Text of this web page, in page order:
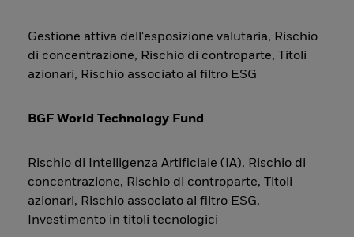
Gestione attiva dell'esposizione valutaria, Rischio
di concentrazione, Rischio di controparte, Titoli
azionari, Rischio associato al filtro ESG
BGF World Technology Fund
Rischio di Intelligenza Artificiale (IA), Rischio di
concentrazione, Rischio di controparte, Titoli
azionari, Rischio associato al filtro ESG,
Investimento in titoli tecnologici